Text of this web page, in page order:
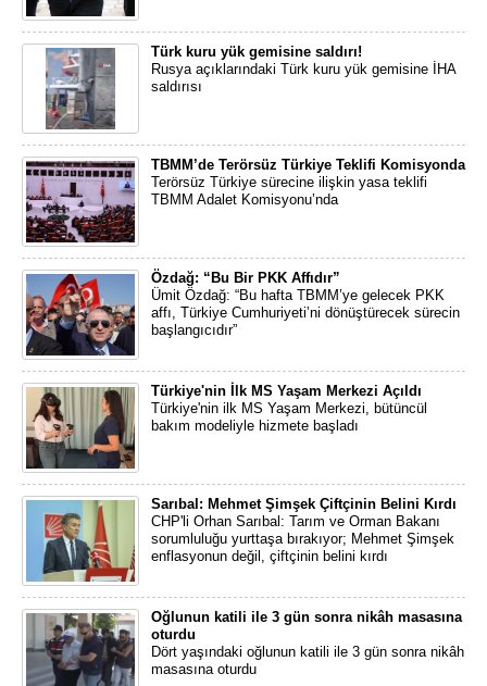
Türk kuru yük gemisine saldırı!
Rusya açıklarındaki Türk kuru yük gemisine İHA
saldırısı
TBMM’de Terörsüz Türkiye Teklifi Komisyonda
Terörsüz Türkiye sürecine ilişkin yasa teklifi
TBMM Adalet Komisyonu’nda
Özdağ: “Bu Bir PKK Affıdır”
Ümit Özdağ: “Bu hafta TBMM’ye gelecek PKK
affı, Türkiye Cumhuriyeti’ni dönüştürecek sürecin
başlangıcıdır”
Türkiye'nin İlk MS Yaşam Merkezi Açıldı
Türkiye'nin ilk MS Yaşam Merkezi, bütüncül
bakım modeliyle hizmete başladı
Sarıbal: Mehmet Şimşek Çiftçinin Belini Kırdı
CHP'li Orhan Sarıbal: Tarım ve Orman Bakanı
sorumluluğu yurttaşa bırakıyor; Mehmet Şimşek
enflasyonun değil, çiftçinin belini kırdı
Oğlunun katili ile 3 gün sonra nikâh masasına
oturdu
Dört yaşındaki oğlunun katili ile 3 gün sonra nikâh
masasına oturdu